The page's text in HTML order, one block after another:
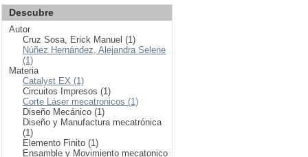
Descubre
Autor
Cruz Sosa, Erick Manuel (1)
Núñez Hernández, Alejandra Selene
(1)
Materia
Catalyst EX (1)
Circuitos Impresos (1)
Corte Láser mecatronicos (1)
Diseño Mecánico (1)
Diseño y Manufactura mecatrónica
(1)
Elemento Finito (1)
Ensamble y Movimiento mecatonico